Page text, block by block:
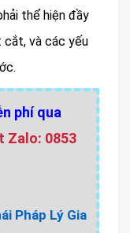
thể hiện đầy
và các yếu
phí qua
Zalo: 0853
Pháp Lý Gia